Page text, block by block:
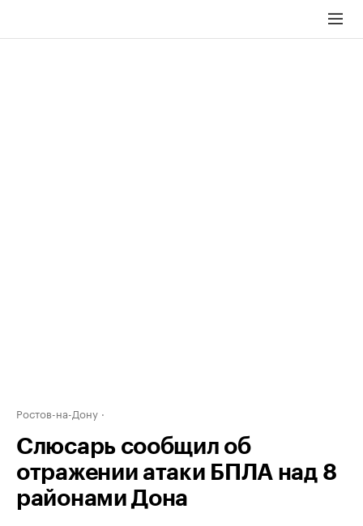
Ростов-на-Дону
Слюсарь сообщил об
отражении атаки БПЛА над 8
районами Дона